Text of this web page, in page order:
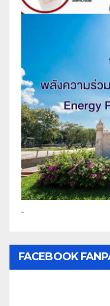
FACEBOOK